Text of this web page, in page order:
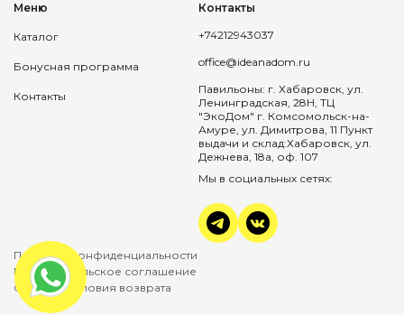
Меню
Каталог
Бонусная программа
Контакты
Контакты
+74212943037
office@ideanadom.ru
Павильоны: г. Хабаровск, ул.
Ленинградская, 28Н, ТЦ
"ЭкоДом" г. Комсомольск-на-
Амуре, ул. Димитрова, 11 Пункт
выдачи и склад:Хабаровск, ул.
Дежнева, 18а, оф. 107
Мы в социальных сетях:
Политика конфиденциальности
Пользовательское соглашение
Оплата и условия возврата